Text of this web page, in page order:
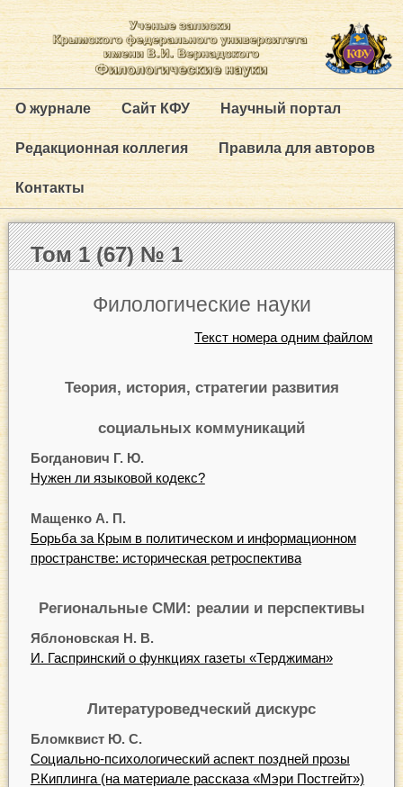
О журнале Сайт КФУ Научный портал
Редакционная коллегия Правила для авторов
Контакты
Том 1 (67) № 1
Филологические науки
Текст номера одним файлом
Теория, история, стратегии развития
социальных коммуникаций
Богданович Г. Ю.
Нужен ли языковой кодекс?
Мащенко А. П.
Борьба за Крым в политическом и информационном
пространстве: историческая ретроспектива
Региональные СМИ: реалии и перспективы
Яблоновская Н. В.
И. Гаспринский о функциях газеты «Терджиман»
Литературоведческий дискурс
Бломквист Ю. С.
Социально-психологический аспект поздней прозы
Р.Киплинга (на материале рассказа «Мэри Постгейт»)